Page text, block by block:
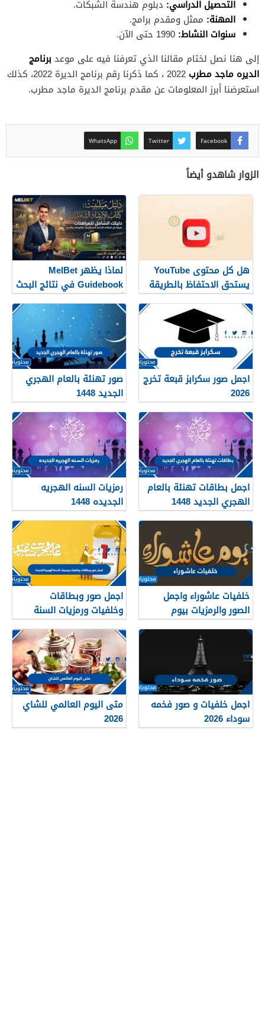
التحصيل الدراسي: دبلوم هندسة الشبكات.
المهنة: ممثل ومقدم برامج.
سنوات النشاط:
إلى هنا نصل لختام مقالنا الذي تعرفنا فيه على موعد برنامج
الديره ماجد مطرب
2022 ، كما ذكرنا رقم برنامج الديرة 2022، كذلك
استعرضنا أبرز المعلومات عن مقدم برنامج الديرة ماجد مطرب.
Facebook
Twitter
WhatsApp
الزوار شاهدو أيضاً
هل كل محتوى YouTube
يستحق الاحتفاظ بالطريقة
نفسها؟
لماذا يظهر MelBet
Guidebook في نتائج البحث
أكثر من صفحات كثيرة؟
اجمل صور سكرابز قبعة تخرج
2026
صور تهنئة بالعام الهجري
الجديد 1448
اجمل بطاقات تهنئة بالعام
الهجري الجديد 1448
رمزيات السنه الهجريه
الجديده 1448
خلفيات عاشوراء واجمل
الصور والرمزيات بيوم
عاشوراء 1448/2026
اجمل صور وبطاقات
وخلفيات ورمزيات السنة
الهجرية الجديدة 1448
اجمل خلفيات و صور فخمه
سوداء 2026
متى اليوم العالمي للشاي
2026